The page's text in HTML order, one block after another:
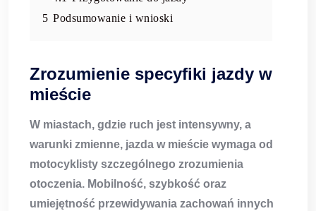
5 Podsumowanie i wnioski
Zrozumienie specyfiki jazdy w
mieście
W miastach, gdzie ruch jest intensywny, a
warunki zmienne, jazda w mieście wymaga od
motocyklisty szczególnego zrozumienia
otoczenia. Mobilność, szybkość oraz
umiejętność przewidywania zachowań innych